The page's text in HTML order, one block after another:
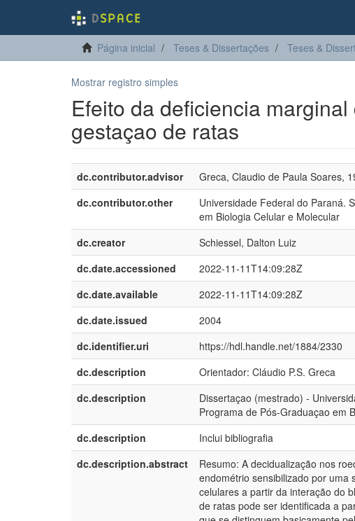
Página inicial Teses & Dissertações Teses &
Mostrar registro simples
Efeito da deficiencia
gestaçao de ratas
dc.contributor.advisor Greca, Claudio de Paula Soares,
dc.contributor.other
Universidade Federal do Paraná.
em Biologia Celular e Molecular
dc.creator Schiessel, Dalton Luiz
dc.date.accessioned
2022-11-11T14:09:28Z
dc.date.available
2022-11-11T14:09:28Z
dc.date.issued
2004
dc.identifier.uri
https://hdl.handle.net/1884/2330
dc.description
Orientador: Cláudio P.S. Greca
dc.description
Dissertaçao (mestrado) -
Programa de Pós-Graduaçao em
dc.description Inclui bibliografia
dc.description.abstract
Resumo: A decidualização nos
endométrio sensibilizado por uma
celulares a partir da interação do
de ratas pode ser identificada a